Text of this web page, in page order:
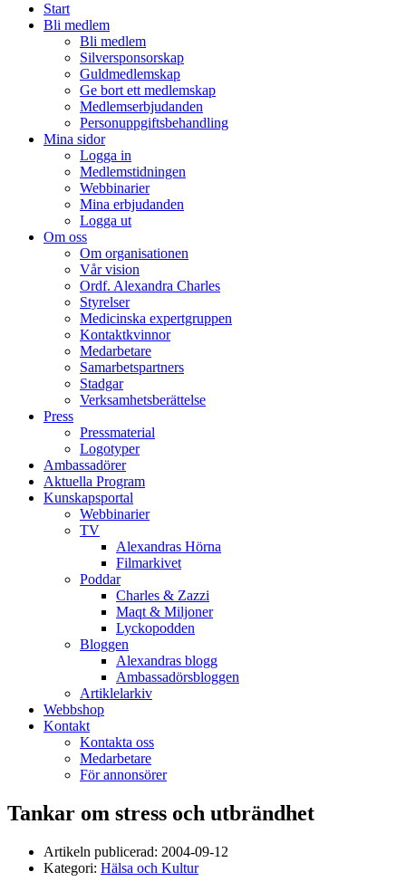
Start
Bli medlem
Bli medlem
Silversponsorskap
Guldmedlemskap
Ge bort ett medlemskap
Medlemserbjudanden
Personuppgiftsbehandling
Mina sidor
Logga in
Medlemstidningen
Webbinarier
Mina erbjudanden
Logga ut
Om oss
Om organisationen
Vår vision
Ordf. Alexandra Charles
Styrelser
Medicinska expertgruppen
Kontaktkvinnor
Medarbetare
Samarbetspartners
Stadgar
Verksamhetsberättelse
Press
Pressmaterial
Logotyper
Ambassadörer
Aktuella Program
Kunskapsportal
Webbinarier
TV
Alexandras Hörna
Filmarkivet
Poddar
Charles & Zazzi
Maqt & Miljoner
Lyckopodden
Bloggen
Alexandras blogg
Ambassadörsbloggen
Artiklelarkiv
Webbshop
Kontakt
Kontakta oss
Medarbetare
För annonsörer
Tankar om stress och utbrändhet
Artikeln publicerad: 2004-09-12
Kategori: Hälsa och Kultur